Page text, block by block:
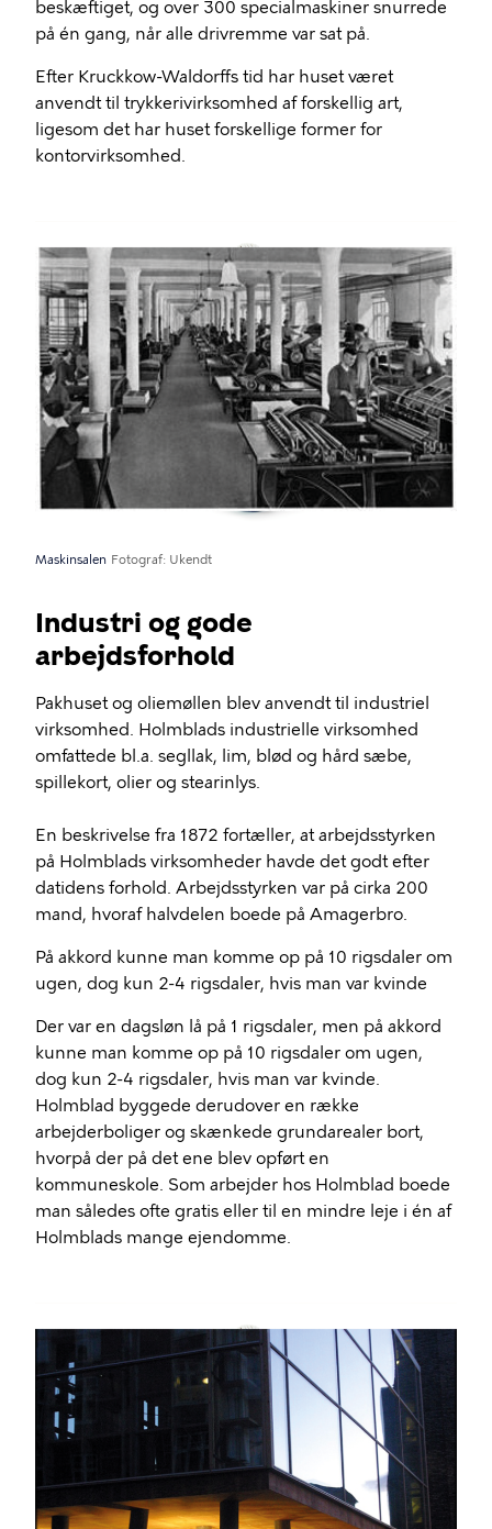
beskæftiget, og over 300 specialmaskiner snurrede
på én gang, når alle drivremme var sat på.
Efter Kruckkow-Waldorffs tid har huset været
anvendt til trykkerivirksomhed af forskellig art,
ligesom det har huset forskellige former for
kontorvirksomhed.
Maskinsalen Fotograf Ukendt
Industri og gode
arbejdsforhold
Pakhuset og oliemøllen blev anvendt til industriel
virksomhed. Holmblads industrielle virksomhed
omfattede bl.a. segllak, lim, blød og hård sæbe,
spillekort, olier og stearinlys.
En beskrivelse fra 1872 fortæller, at arbejdsstyrken
på Holmblads virksomheder havde det godt efter
datidens forhold. Arbejdsstyrken var på cirka 200
mand, hvoraf halvdelen boede på Amagerbro.
På akkord kunne man komme op på 10 rigsdaler om
ugen, dog kun 2-4 rigsdaler, hvis man var kvinde
Der var en dagsløn lå på 1 rigsdaler, men på akkord
kunne man komme op på 10 rigsdaler om ugen,
dog kun 2-4 rigsdaler, hvis man var kvinde.
Holmblad byggede derudover en række
arbejderboliger og skænkede grundarealer bort,
hvorpå der på det ene blev opført en
kommuneskole. Som arbejder hos Holmblad boede
man således ofte gratis eller til en mindre leje i én af
Holmblads mange ejendomme.